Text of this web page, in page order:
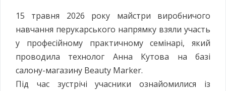
15 травня 2026 року майстри виробничого
навчання перукарського напрямку взяли участь
у професійному практичному семінарі, який
проводила технолог Анна Кутова на базі
салону-магазину Beauty Marker.
Під час зустрічі учасники ознайомилися із